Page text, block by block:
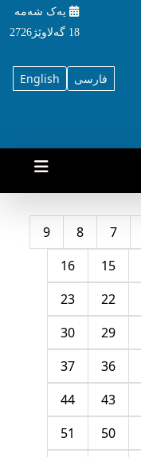
یه‌ک شه‌مه‌
18 گه‌لاوێژ2726
English فارسی
7
8
9
15
16
22
23
29
30
36
37
43
44
50
51